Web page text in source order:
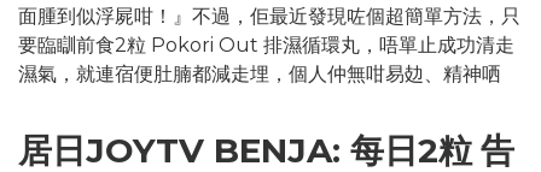
面腫到似浮屍咁！』不過，佢最近發現咗個超簡單方法，只
要臨瞓前食2粒 Pokori Out 排濕循環丸，唔單止成功清走
濕氣，就連宿便肚腩都減走埋，個人仲無咁易攰、精神哂
居日 JOYTV BENJA: 每日 2粒 告